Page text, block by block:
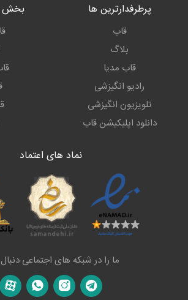
پرطرفدارترین ها
قاب
بلاگ
قاب مدیا
رادیو انگیزشی
تلویزیون انگیزشی
دانلود اپلیکیشن قاب
بخش
نماد های اعتماد
ما را در شبکه های اجتماعی